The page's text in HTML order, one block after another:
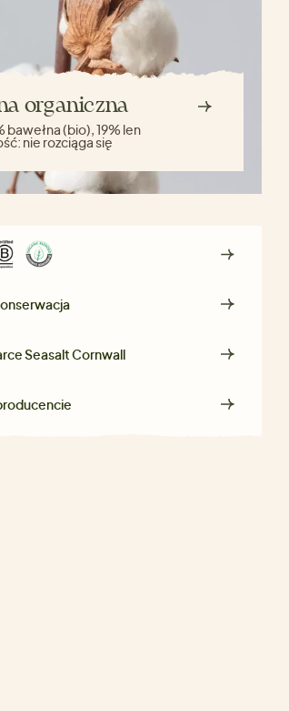
organiczna
bawełna (bio), 19% len
nie rozciąga się
Seasalt Cornwall